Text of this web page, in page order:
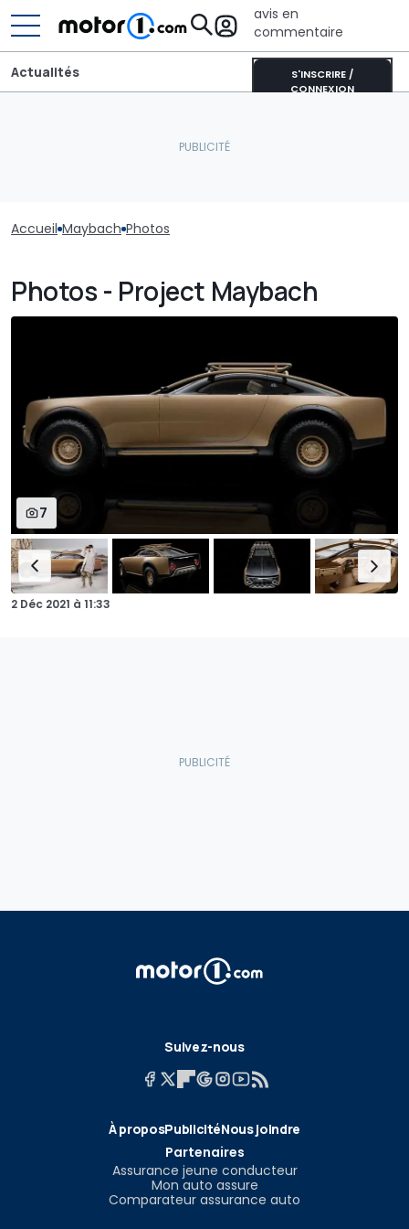
avis en
commentaire
S'INSCRIRE /
CONNEXION
Actualités
Accueil Maybach Photos
Photos - Project Maybach
7
2 Déc 2021 à 11:33
Suivez-nous
À proposPublicitéNous joindre
Partenaires
Assurance jeune conducteur
Mon auto assure
Comparateur assurance auto